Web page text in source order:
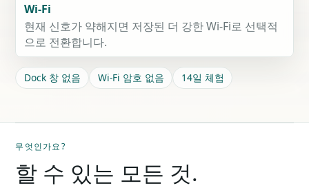
Wi-Fi
현재 신호가 약해지면 저장된 더 강한 Wi-Fi로 선택적
으로 전환합니다.
Dock 창 없음 Wi-Fi 암호 없음 14일 체험
무엇인가요?
할 수 있는 모든 것.